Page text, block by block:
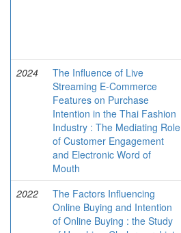
2024
The Influence of Live
Streaming E-Commerce
Features on Purchase
Intention in the Thai Fashion
Industry : The Mediating Role
of Customer Engagement
and Electronic Word of
Mouth
2022
The Factors Influencing
Online Buying and Intention
of Online Buying : the Study